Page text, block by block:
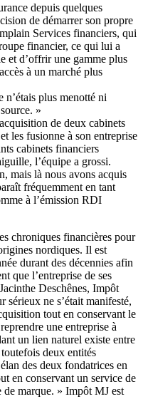
depuis quelques
de démarrer son propre
Services financiers, qui
financier, ce qui lui a
et d’offrir une gamme plus
à un marché plus
n’étais plus menotté ni
»
de deux cabinets
les fusionne à son entreprise
cabinets financiers
l’équipe a grossi.
mais là nous avons acquis
fréquemment en tant
à l’émission RDI
chroniques financières pour
nordiques. Il est
durant des décennies afin
que l’entreprise de ses
Deschênes, Impôt
sérieux ne s’était manifesté,
tout en conservant le
une entreprise à
un lien naturel existe entre
deux entités
des deux fondatrices en
en conservant un service de
de marque. » Impôt MJ est